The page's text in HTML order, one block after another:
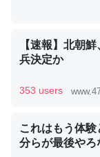
昆虫ってカルシ
コオロギのカル
─ニュース :: 【研
いのか」に関する新
【速報】北朝
兵決定か
353 users
これはもう体
分らが最後や